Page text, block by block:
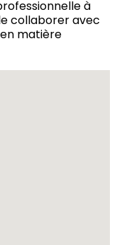
à
collaborer avec
matière